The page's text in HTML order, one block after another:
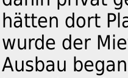
hätten dort
wurde der
Ausbau